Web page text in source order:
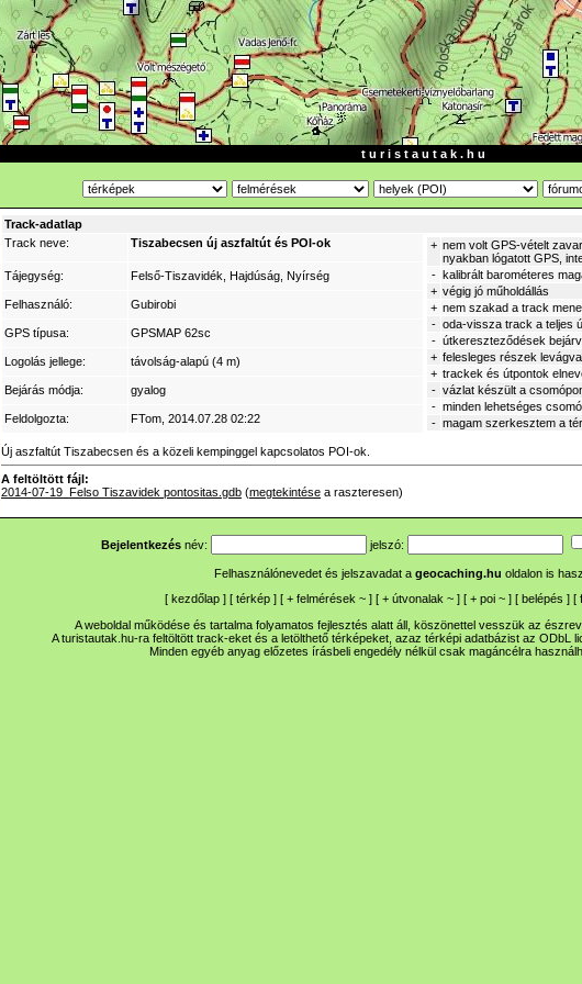
t u r i s t a u t a k . h u
Track-adatlap
Track neve:
Tiszabecsen új aszfaltút és POI-ok + nem volt GPS-vételt
nyakban lógatott GPS,
- kalibrált barométeres
+ végig jó műholdállás
+ nem szakad a track
- oda-vissza track a teljes
- útkereszteződések
+ felesleges részek levágva
+ trackek és útpontok
- vázlat készült a
- minden lehetséges
- magam szerkesztem a
Tájegység: Felső-Tiszavidék, Hajdúság, Nyírség
Felhasználó: Gubirobi
GPS típusa: GPSMAP 62sc
Logolás jellege: távolság-alapú (4 m)
Bejárás módja: gyalog
Feldolgozta: FTom , 2014.07.28 02:22
Új aszfaltút Tiszabecsen és a közeli kempinggel kapcsolatos POI-ok.
A feltöltött fájl:
2014-07-19_Felso Tiszavidek pontositas.gdb (megtekintése a raszteresen)
Bejelentkezés név: jelszó:
Felhasználónevedet és jelszavadat a geocaching.hu oldalon is
[ kezdőlap ] [ térkép ] [ + felmérések ~ ] [ + útvonalak ~ ] [ + poi ~ ] [ belépés ] [
A weboldal működése és tartalma folyamatos fejlesztés alatt áll, köszönettel vesszük az
A turistautak.hu-ra feltöltött track-eket és a letölthető térképeket, azaz térképi adatbázist az ODbL
Minden egyéb anyag előzetes írásbeli engedély nélkül csak magáncélra